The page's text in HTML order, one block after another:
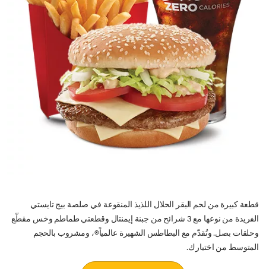
قطعة كبيرة من لحم البقر الحلال اللذيذ المنقوعة في صلصة بيج تايستي
الفريدة من نوعها مع 3 شرائح من جبنة إيمنتال وقطعتي طماطم وخس مقطّع
وحلقات بصل. وتُقدّم مع البطاطس الشهيرة عالمياً®، ومشروب بالحجم
المتوسط من اختيارك.